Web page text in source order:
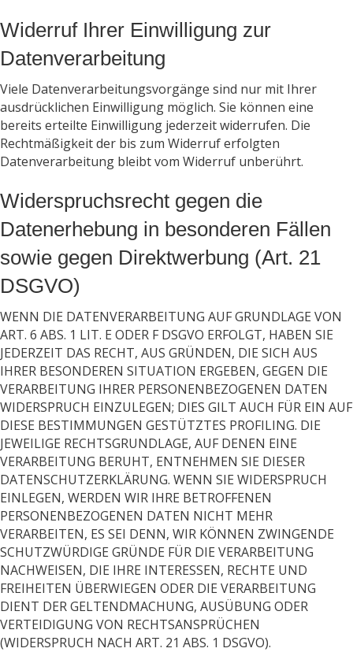
Widerruf Ihrer Einwilligung zur
Datenverarbeitung
Viele Datenverarbeitungsvorgänge sind nur mit Ihrer
ausdrücklichen Einwilligung möglich. Sie können eine
bereits erteilte Einwilligung jederzeit widerrufen. Die
Rechtmäßigkeit der bis zum Widerruf erfolgten
Datenverarbeitung bleibt vom Widerruf unberührt.
Widerspruchsrecht gegen die
Datenerhebung in besonderen Fällen
sowie gegen Direktwerbung (Art. 21
DSGVO)
WENN DIE DATENVERARBEITUNG AUF GRUNDLAGE VON
ART. 6 ABS. 1 LIT. E ODER F DSGVO ERFOLGT, HABEN SIE
JEDERZEIT DAS RECHT, AUS GRÜNDEN, DIE SICH AUS
IHRER BESONDEREN SITUATION ERGEBEN, GEGEN DIE
VERARBEITUNG IHRER PERSONENBEZOGENEN DATEN
WIDERSPRUCH EINZULEGEN; DIES GILT AUCH FÜR EIN AUF
DIESE BESTIMMUNGEN GESTÜTZTES PROFILING. DIE
JEWEILIGE RECHTSGRUNDLAGE, AUF DENEN EINE
VERARBEITUNG BERUHT, ENTNEHMEN SIE DIESER
DATENSCHUTZERKLÄRUNG. WENN SIE WIDERSPRUCH
EINLEGEN, WERDEN WIR IHRE BETROFFENEN
PERSONENBEZOGENEN DATEN NICHT MEHR
VERARBEITEN, ES SEI DENN, WIR KÖNNEN ZWINGENDE
SCHUTZWÜRDIGE GRÜNDE FÜR DIE VERARBEITUNG
NACHWEISEN, DIE IHRE INTERESSEN, RECHTE UND
FREIHEITEN ÜBERWIEGEN ODER DIE VERARBEITUNG
DIENT DER GELTENDMACHUNG, AUSÜBUNG ODER
VERTEIDIGUNG VON RECHTSANSPRÜCHEN
(WIDERSPRUCH NACH ART. 21 ABS. 1 DSGVO).